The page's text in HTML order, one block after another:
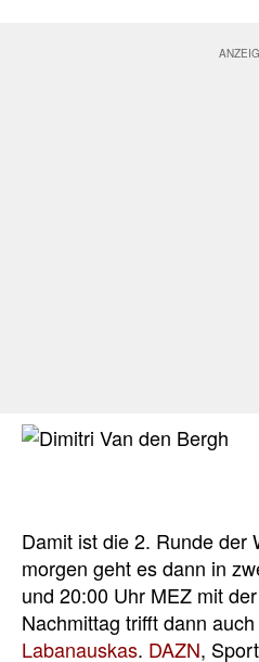
Damit ist die 2. Runde der
morgen geht es dann in
und 20:00 Uhr MEZ mit
Nachmittag trifft dann auch
Labanauskas. DAZN,